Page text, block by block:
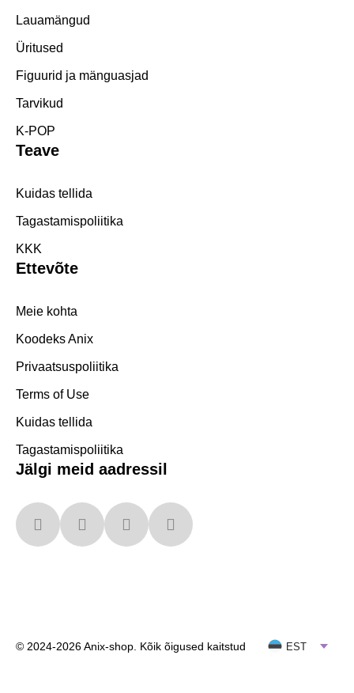
Lauamängud
Üritused
Figuurid ja mänguasjad
Tarvikud
K-POP
Teave
Kuidas tellida
Tagastamispoliitika
KKK
Ettevõte
Meie kohta
Koodeks Anix
Privaatsuspoliitika
Terms of Use
Kuidas tellida
Tagastamispoliitika
Jälgi meid aadressil
© 2024-2026 Anix-shop. Kõik õigused kaitstud EST